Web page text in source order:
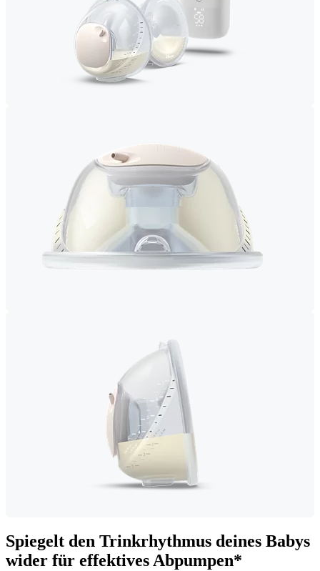
Spiegelt den Trinkrhythmus deines Babys
wider für effektives Abpumpen*